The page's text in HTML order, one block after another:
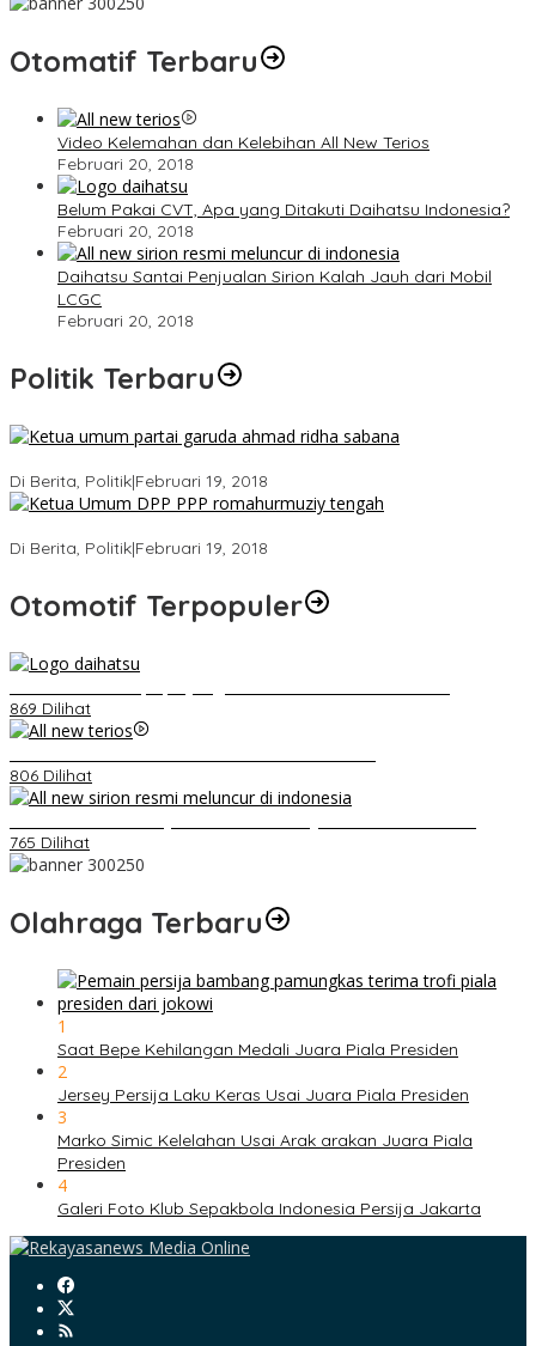
Otomatif Terbaru
Video Kelemahan dan Kelebihan All New Terios
Februari 20, 2018
Belum Pakai CVT, Apa yang Ditakuti Daihatsu Indonesia?
Februari 20, 2018
Daihatsu Santai Penjualan Sirion Kalah Jauh dari Mobil
LCGC
Februari 20, 2018
Politik Terbaru
Di Berita, Politik|Februari 19, 2018
Di Berita, Politik|Februari 19, 2018
Otomotif Terpopuler
869 Dilihat
806 Dilihat
765 Dilihat
Olahraga Terbaru
1
Saat Bepe Kehilangan Medali Juara Piala Presiden
2
Jersey Persija Laku Keras Usai Juara Piala Presiden
3
Marko Simic Kelelahan Usai Arak arakan Juara Piala
Presiden
4
Galeri Foto Klub Sepakbola Indonesia Persija Jakarta